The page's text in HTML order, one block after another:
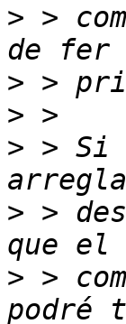
> >
>
>
> > Si
> >
> >